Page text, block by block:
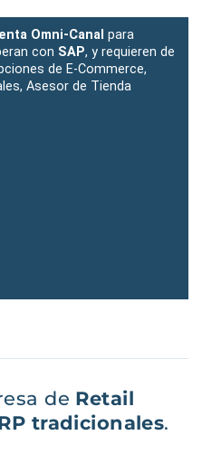
Omni-Canal para
con SAP, y requieren de
de E-Commerce,
Asesor de Tienda
de Retail
tradicionales.